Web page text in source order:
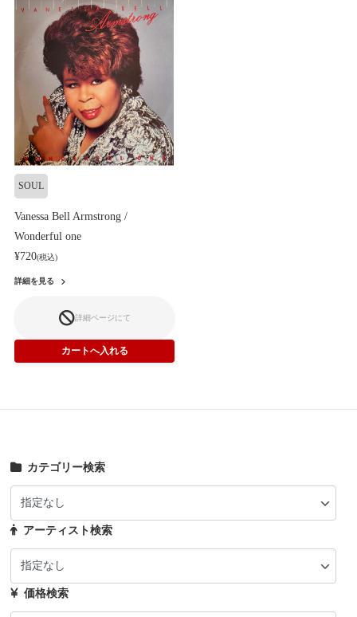
SOUL
Vanessa Bell Armstrong /
Wonderful one
¥720(税込)
詳細を見る
詳細ページにて
カテゴリー検索
アーティスト検索
価格検索